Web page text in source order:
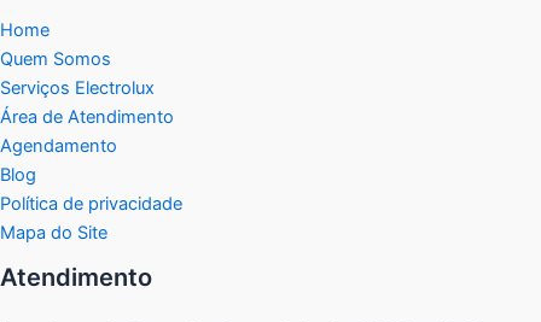
Home
Quem Somos
Serviços Electrolux
Área de Atendimento
Agendamento
Blog
Política de privacidade
Mapa do Site
Atendimento